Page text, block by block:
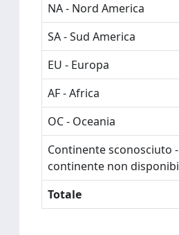
NA - Nord America
SA - Sud America
EU - Europa
AF - Africa
OC - Oceania
Continente sconosciuto
continente non
Totale